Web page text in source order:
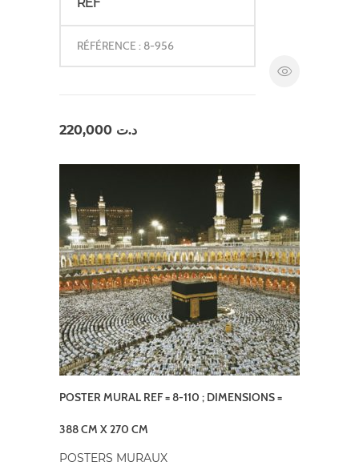
RÉFÉRENCE : 8-956
د.ت
POSTER MURAL REF = 8-110 ; DIMENSIONS =
388 CM X 270 CM
POSTERS MURAUX